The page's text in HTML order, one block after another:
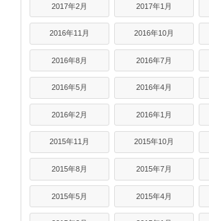
2017年2月 2017年1月
2016年11月 2016年10月
2016年8月 2016年7月
2016年5月 2016年4月
2016年2月 2016年1月
2015年11月 2015年10月
2015年8月 2015年7月
2015年5月 2015年4月